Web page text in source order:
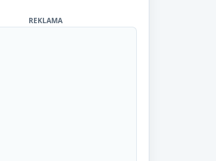
REKLAMA